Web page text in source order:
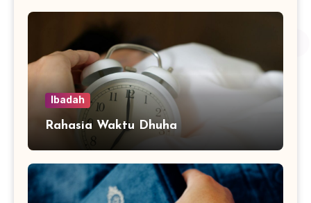
Ibadah
Rahasia Waktu Dhuha